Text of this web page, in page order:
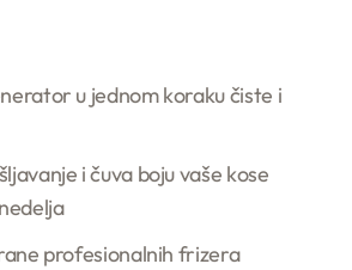
u jednom koraku čiste i
i čuva boju vaše kose
profesionalnih frizera